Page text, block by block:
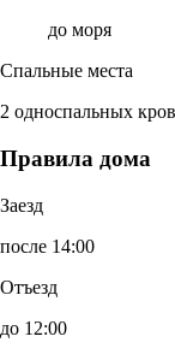
до моря
Спальные места
2 односпальных
Правила дома
Заезд
после 14:00
Отъезд
до 12:00